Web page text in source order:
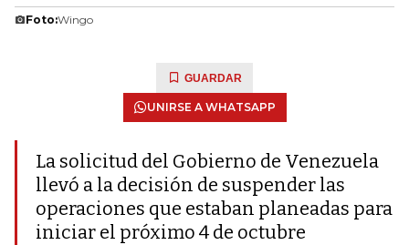
Foto:Wingo
GUARDAR
UNIRSE A WHATSAPP
La solicitud del Gobierno de Venezuela
llevó a la decisión de suspender las
operaciones que estaban planeadas para
iniciar el próximo 4 de octubre